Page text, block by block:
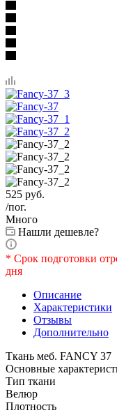
525 руб.
/пог.
Много
Нашли дешевле?
* Срок подготовки
дня
Описание
Характеристики
Отзывы
Дополнительно
Ткань меб. FANCY 37
Основные
Тип ткани
Велюр
Плотность